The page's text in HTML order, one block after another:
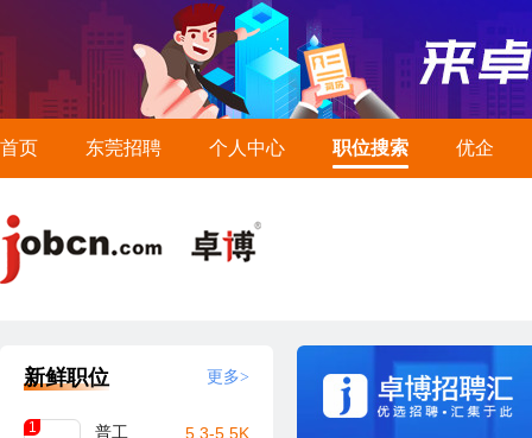
首页 东莞招聘 个人中心 职位搜索 优企
新鲜职位 更多>
1
普工
5.3-5.5K